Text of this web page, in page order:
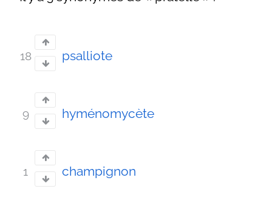
18 psalliote
9 hyménomycète
1 champignon